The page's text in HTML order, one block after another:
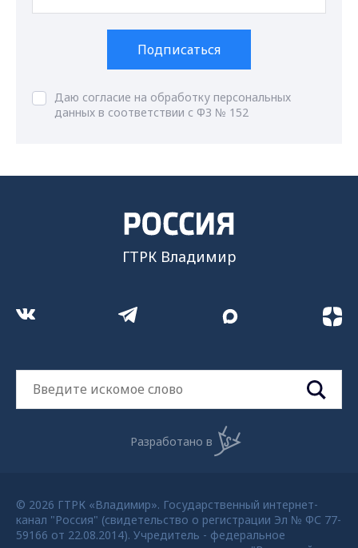
Подписаться
Даю согласие на обработку персональных
данных в соответствии с ФЗ № 152
ГТРК Владимир
Разработано в
© 2026 ГТРК «Владимир». Государственный интернет-
канал "Россия" (свидетельство о регистрации Эл № ФС 77-
59166 от 22.08.2014). Учредитель - федеральное